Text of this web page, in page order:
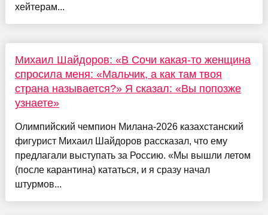
хейтерам...
Михаил Шайдоров: «В Сочи какая-то женщина
спросила меня: «Мальчик, а как там твоя
страна называется?» Я сказал: «Вы попозже
узнаете»
Олимпийский чемпион Милана-2026 казахстанский
фигурист Михаил Шайдоров рассказал, что ему
предлагали выступать за Россию. «Мы вышли летом
(после карантина) кататься, и я сразу начал
штурмов...